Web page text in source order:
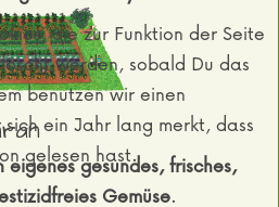
eigenes gesundes, frisches,
Gemüse.
die zur Funktion der Seite
werden, sobald Du das
benutzen wir einen
ein Jahr lang merkt, dass
gelesen hast.